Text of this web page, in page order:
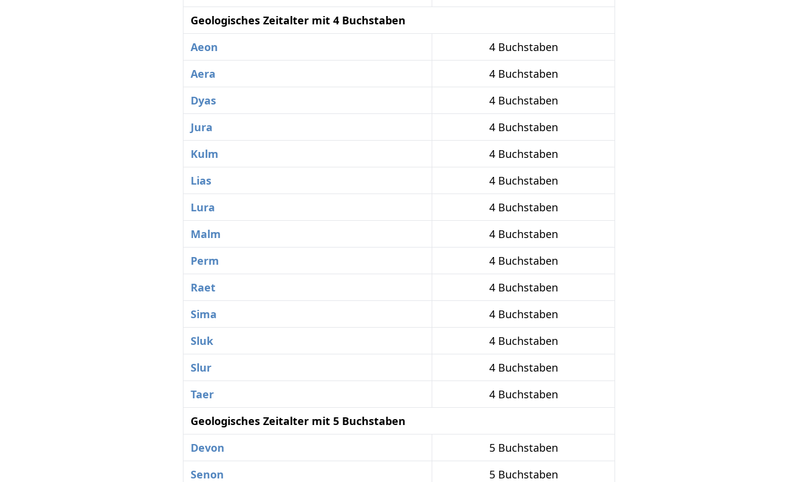
Geologisches Zeitalter mit 4 Buchstaben
Aeon
4 Buchstaben
Aera
4 Buchstaben
Dyas
4 Buchstaben
Jura
4 Buchstaben
Kulm
4 Buchstaben
Lias
4 Buchstaben
Lura
4 Buchstaben
Malm
4 Buchstaben
Perm
4 Buchstaben
Raet
4 Buchstaben
Sima
4 Buchstaben
Sluk
4 Buchstaben
Slur
4 Buchstaben
Taer
4 Buchstaben
Geologisches Zeitalter mit 5 Buchstaben
Devon
5 Buchstaben
Senon
5 Buchstaben